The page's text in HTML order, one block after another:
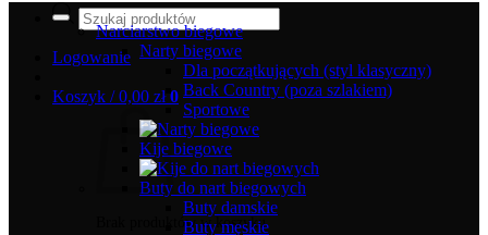
Wyszukiwarka
produktów
Logowanie
Koszyk /0,00 zł 0
Brak produktów w koszyku.
Narciarstwo biegowe
Narty biegowe
Dla początkujących (styl klasyczny)
Back Country (poza szlakiem)
Sportowe
Kije biegowe
Buty do nart biegowych
Buty damskie
Buty męskie